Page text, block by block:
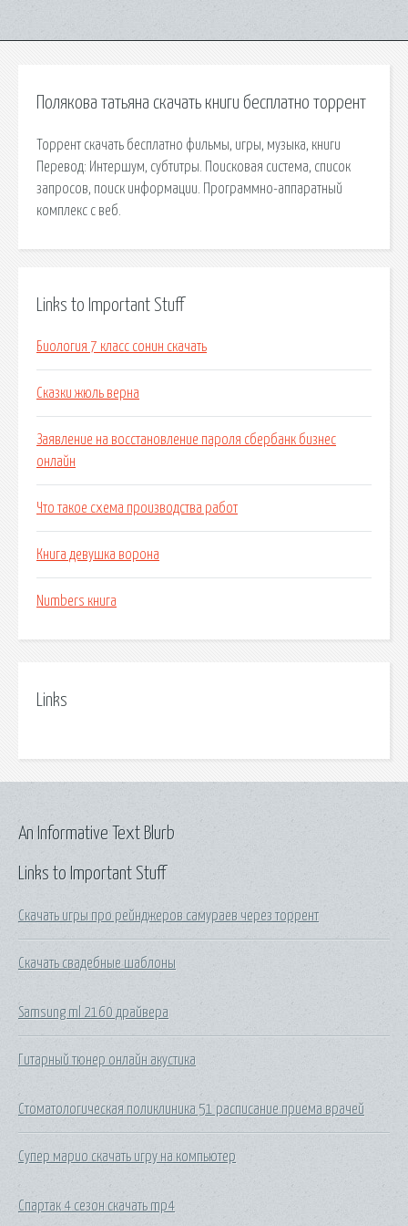
Полякова татьяна скачать книги бесплатно торрент
Торрент скачать бесплатно фильмы, игры, музыка, книги
Перевод: Интершум, cубтитры. Поисковая сиcтема, список
запросов, поиск информации. Программно-аппаратный
комплекс с веб.
Links to Important Stuff
Биология 7 класс сонин скачать
Сказки жюль верна
Заявление на восстановление пароля сбербанк бизнес
онлайн
Что такое схема производства работ
Книга девушка ворона
Numbers книга
Links
Links to Important Stuff
Скачать игры про рейнджеров самураев через торрент
Скачать свадебные шаблоны
Samsung ml 2160 драйвера
Гитарный тюнер онлайн акустика
Стоматологическая поликлиника 51 расписание приема врачей
Супер марио скачать игру на компьютер
Спартак 4 сезон скачать mp4
An Informative Text Blurb